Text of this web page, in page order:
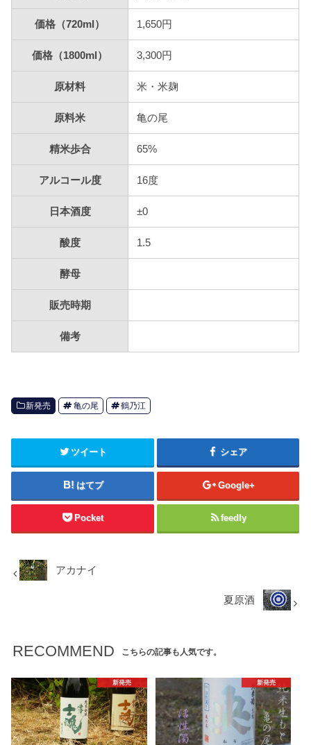
価格（720ml） 1,650円
価格（1800ml） 3,300円
原材料 米・米麹
原料米 亀の尾
精米歩合 65%
アルコール度 16度
日本酒度 ±0
酸度 1.5
酵母
販売時期
備考
新発売 亀の尾 鶴乃江
ツイート シェア
はてブ Google+
Pocket feedly
アカナイ
夏原酒
RECOMMEND こちらの記事も人気です。
新発売 新発売